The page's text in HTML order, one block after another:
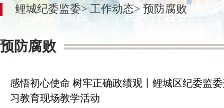
审查调查
营商云监督
鲤城纪委监委>工作动态> 预防腐败
预防腐败
感悟初心使命 树牢正确政绩观丨鲤城区纪委监
习教育现场教学活动